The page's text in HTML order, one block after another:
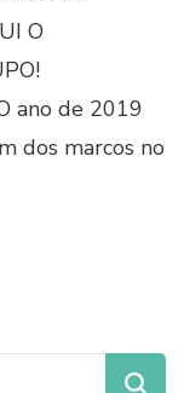
O
ano de 2019
dos marcos no